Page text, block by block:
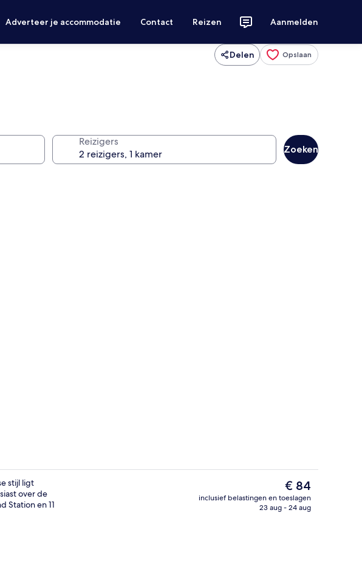
Adverteer je accommodatie Contact Reizen Aanmelden
Delen Opslaan
Reizigers
Zoeken
Standaard tweepersoonskamer | Een bureau, een strijkplank/strijkijzer, beddengoed
stijl ligt
over de
Station en 11
De
huidige
prijs
€ 84
inclusief belastingen en toeslagen
23 aug - 24 aug